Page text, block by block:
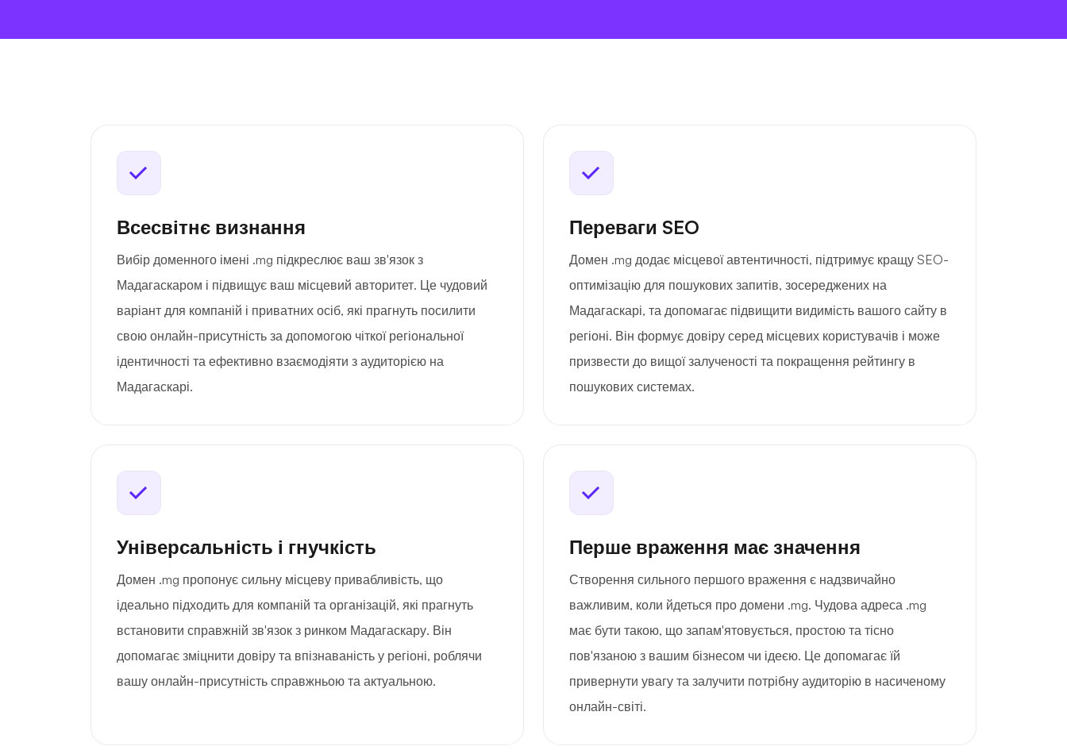
Всесвітнє визнання
Вибір доменного імені .mg підкреслює ваш зв'язок з
Мадагаскаром і підвищує ваш місцевий авторитет. Це чудовий
варіант для компаній і приватних осіб, які прагнуть посилити
свою онлайн-присутність за допомогою чіткої регіональної
ідентичності та ефективно взаємодіяти з аудиторією на
Мадагаскарі.
Переваги SEO
Домен .mg додає місцевої автентичності, підтримує кращу SEO-
оптимізацію для пошукових запитів, зосереджених на
Мадагаскарі, та допомагає підвищити видимість вашого сайту в
регіоні. Він формує довіру серед місцевих користувачів і може
призвести до вищої залученості та покращення рейтингу в
пошукових системах.
Універсальність і гнучкість
Домен .mg пропонує сильну місцеву привабливість, що
ідеально підходить для компаній та організацій, які прагнуть
встановити справжній зв'язок з ринком Мадагаскару. Він
допомагає зміцнити довіру та впізнаваність у регіоні, роблячи
вашу онлайн-присутність справжньою та актуальною.
Перше враження має значення
Створення сильного першого враження є надзвичайно
важливим, коли йдеться про домени .mg. Чудова адреса .mg
має бути такою, що запам'ятовується, простою та тісно
пов'язаною з вашим бізнесом чи ідеєю. Це допомагає їй
привернути увагу та залучити потрібну аудиторію в насиченому
онлайн-світі.